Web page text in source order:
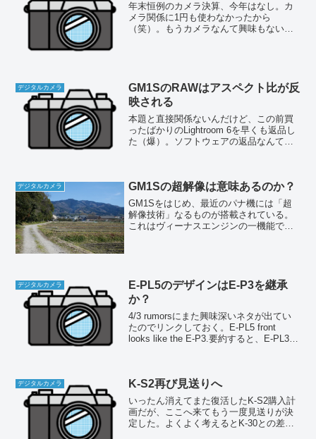
年末恒例のカメラ決算、今年はなし。カ
メラ関係に1円も使わなかったから
（笑）。もうカメラなんて興味もないけ
デジタルカメラ
GM1SのRAWはアスペクト比が反
映される
本題と直接関係ないんだけど、この前買
ったばかりのLightroom 6を早くも返品し
た（爆）。ソフトウェアの返品なんて初
ンライ...
デジタルカメラ GM1Sの超解像は意味あるのか？
GM1Sをはじめ、最近のパナ機には「超
解像技術」なるものが搭載されている。
これはヴィーナスエンジンの一機能で、
デジタルカメラ
E-PL5のデザインはE-P3を継承
か？
4/3 rumorsにまた興味深いネタが出てい
たのでリンクしておく。E-PL5 front
looks like the E-P3.要約すると、E-PL3の
デジタルカメラ K-S2再び見送りへ
いったん消えてまた復活したK-S2購入計
画だが、ここへ来てもう一度見送りが決
定した。よくよく考えるとK-30との差異